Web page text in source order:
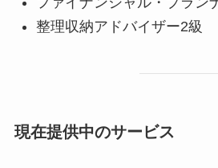
整理収納アドバイザー2級
現在提供中のサービス